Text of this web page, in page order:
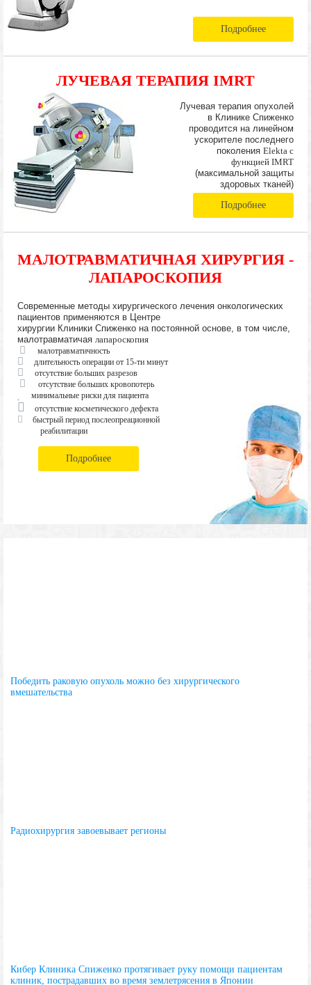
Подробнее
ЛУЧЕВАЯ ТЕРАПИЯ IMRT
Лучевая терапия опухолей
в Клинике Спиженко
проводится на линейном
ускорителе последнего
поколения Elekta с
функцией IMRT
(максимальной защиты
здоровых тканей)
Подробнее
МАЛОТРАВМАТИЧНАЯ ХИРУРГИЯ -
ЛАПАРОСКОПИЯ
Современные методы хирургического лечения онкологических
пациентов применяются в Центре
хирургии Клиники Спиженко на постоянной основе, в том числе,
малотравматичая лапароскопия
малотравматичность
длительность операции от 15-ти минут
отсутствие больших разрезов
отсутствие больших кровопотерь
минимальные риски для пациента
отсутствие косметического дефекта
быстрый период послеопреационной
реабилитации
Подробнее
Победить раковую опухоль можно без хирургического
вмешательства
Радиохирургия завоевывает регионы
Кибер Клиника Спиженко протягивает руку помощи пациентам
клиник, пострадавших во время землетрясения в Японии